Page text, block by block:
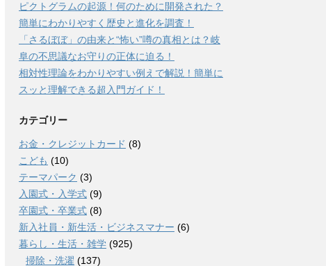
ピクトグラムの起源！何のために開発された？
簡単にわかりやすく歴史と進化を調査！
「さるぼぼ」の由来と“怖い”噂の真相とは？岐
阜の不思議なお守りの正体に迫る！
相対性理論をわかりやすい例えで解説！簡単に
スッと理解できる超入門ガイド！
カテゴリー
お金・クレジットカード (8)
こども (10)
テーマパーク (3)
入園式・入学式 (9)
卒園式・卒業式 (8)
新入社員・新生活・ビジネスマナー (6)
暮らし・生活・雑学 (925)
掃除・洗濯 (137)